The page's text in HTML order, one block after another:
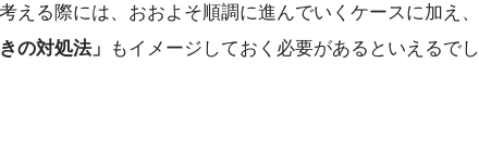
える際には、おおよそ順調に進んでいくケースに加え、
の対処法」
もイメージしておく必要があるといえるでし